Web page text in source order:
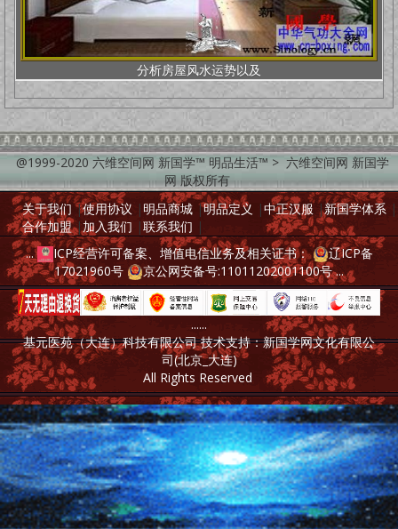
分析房屋风水运势以及
@1999-2020 六维空间网 新国学™ 明品生活™ > 六维空间网 新国学
网 版权所有
关于我们|使用协议 | 明品商城 |明品定义 |中正汉服|新国学体系 |
合作加盟|加入我们 |联系我们 |
...
ICP经营许可备案、增值电信业务及相关证书：
辽ICP备
17021960号
京公网安备号:11011202001100号...
......
基元医苑（大连）科技有限公司 技术支持：新国学网文化有限公
司(北京_大连)
All Rights Reserved